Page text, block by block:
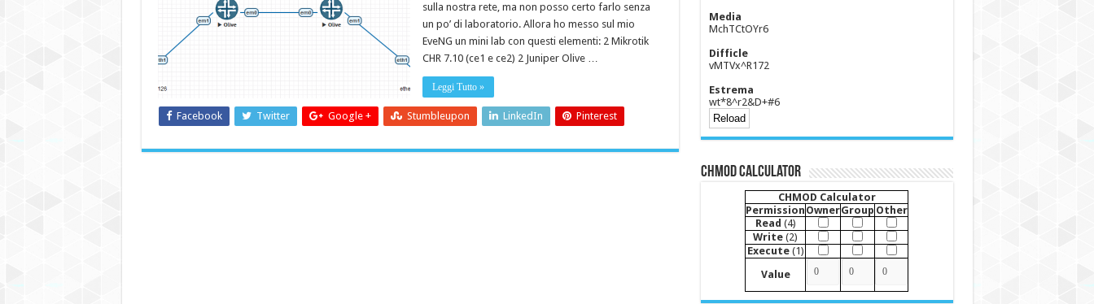
sulla nostra rete, ma non posso certo farlo senza
un po’ di laboratorio. Allora ho messo sul mio
EveNG un mini lab con questi elementi: 2 Mikrotik
CHR 7.10 (ce1 e ce2) 2 Juniper Olive …
Leggi Tutto »
Facebook Twitter Google + Stumbleupon LinkedIn Pinterest
Media
MchTCtOYr6
Difficle
vMTVx^R172
Estrema
wt*8^r2&D+#6
CHMOD Calculator
CHMOD Calculator
Permission OwnerGroup Other
Read (4)
Write (2)
Execute(1)
Value